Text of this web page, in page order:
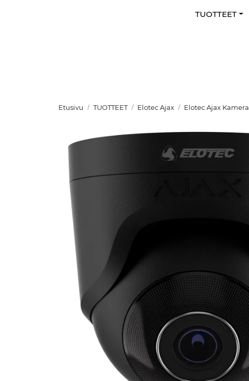
TUOTTEET
Etusivu TUOTTEET Elotec Ajax Elotec Ajax Kamera